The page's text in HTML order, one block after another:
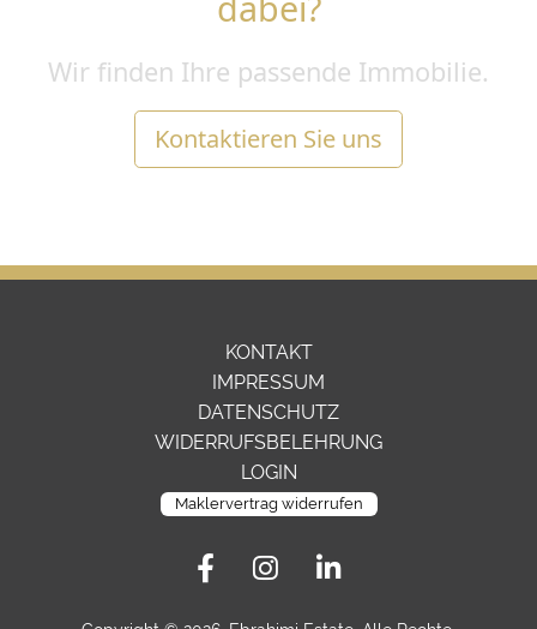
Wir finden Ihre passende Immobilie.
Kontaktieren Sie uns
KONTAKT
IMPRESSUM
DATENSCHUTZ
WIDERRUFSBELEHRUNG
LOGIN
Maklervertrag widerrufen